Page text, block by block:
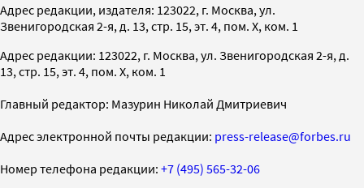
Адрес редакции, издателя: 123022, г. Москва, ул.
Звенигородская 2-я, д. 13, стр. 15, эт. 4, пом. X, ком. 1
Адрес редакции: 123022, г. Москва, ул. Звенигородская 2-я, д.
13, стр. 15, эт. 4, пом. X, ком. 1
Главный редактор: Мазурин Николай Дмитриевич
Адрес электронной почты редакции: press-release@forbes.ru
Номер телефона редакции: +7 (495) 565-32-06